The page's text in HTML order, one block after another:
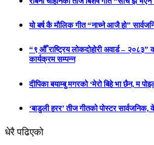
यो बर्ष कै मौलिक गीत “नाच्ने आजै हो”
“९ औँ राष्ट्रिय लोकदोहोरी अवार्ड – २०८३”
कार्यक्रम सम्पन्न
दीपिका बयाम्बु मगरको ‘मेरो बिहे भा छैन, म
‘बाडुली हरर’ तीज गीतको पोस्टर
धेरै पढिएको